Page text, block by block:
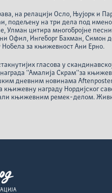
на релацији Осло, Њујорк и
подељену на три дела под
Улман цитира многобројне
Офил, Ингеборг Бахман, Симон
за књижевност Ани Ерно.
гласова у
''Амалија Скрам''за
дневним новинама
књижевну награду Нордијског
књижевним ремек-делом.